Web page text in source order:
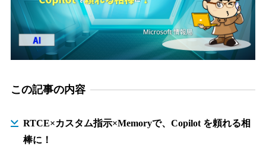
この記事の内容
RTCE×カスタム指示×Memoryで、Copilot を頼れる相
棒に！